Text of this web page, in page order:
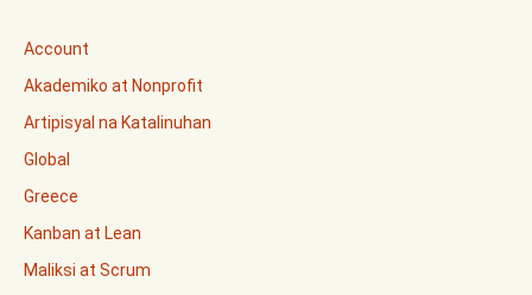
Account
Akademiko at Nonprofit
Artipisyal na Katalinuhan
Global
Greece
Kanban at Lean
Maliksi at Scrum